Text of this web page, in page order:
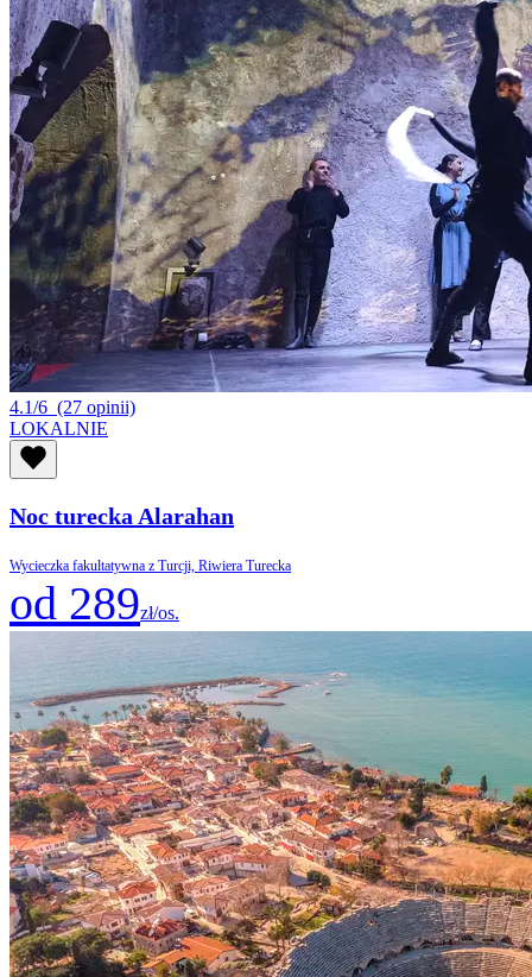
4.1/6 (27 opinii)
LOKALNIE
Noc turecka Alarahan
Wycieczka fakultatywna z Turcji, Riwiera Turecka
od 289zł/os.